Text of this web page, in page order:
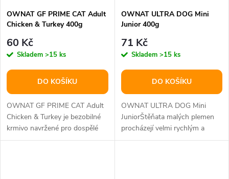
OWNAT GF PRIME CAT Adult
Chicken & Turkey 400g
60 Kč
Skladem >15 ks
DO KOŠÍKU
OWNAT GF PRIME CAT Adult
Chicken & Turkey je bezobilné
krmivo navržené pro dospělé
kočky, které vyžadují vysoce...
OWNAT ULTRA DOG Mini
Junior 400g
71 Kč
Skladem >15 ks
DO KOŠÍKU
OWNAT ULTRA DOG Mini
JuniorŠtěňata malých plemen
procházejí velmi rychlým a
intenzivním vývojovým